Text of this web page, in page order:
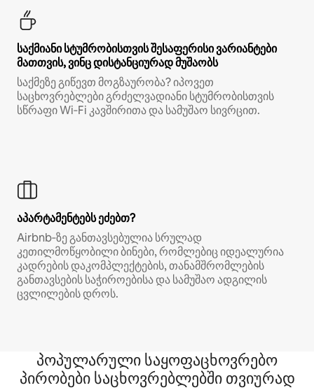
საქმიანი სტუმრობისთვის შესაფერისი ვარიანტები
მათთვის, ვინც დისტანციურად მუშაობს
საქმეზე გიწევთ მოგზაურობა? იპოვეთ
საცხოვრებლები გრძელვადიანი სტუმრობისთვის
სწრაფი Wi‑Fi კავშირითა და სამუშაო სივრცით.
აპარტამენტებს ეძებთ?
Airbnb‑ზე განთავსებულია სრულად
კეთილმოწყობილი ბინები, რომლებიც იდეალურია
კადრების დაკომპლექტების, თანამშრომლების
განთავსების საჭიროებისა და სამუშაო ადგილის
ცვლილების დროს.
პოპულარული საყოფაცხოვრებო
პირობები საცხოვრებლებში თვიურად